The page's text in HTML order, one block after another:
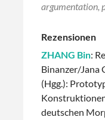
argumentation,
Rezensionen
ZHANG Bin:
Binanzer/Jana
(Hgg.):
deutschen